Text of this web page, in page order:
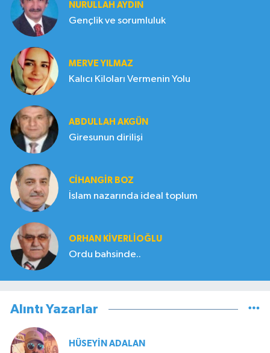
NURULLAH AYDIN
Gençlik ve sorumluluk
MERVE YILMAZ
Kalıcı Kiloları Vermenin Yolu
ABDULLAH AKGÜN
Giresunun dirilişi
CIHANGIR BOZ
İslam nazarında ideal toplum
ORHAN KIVERLIOĞLU
Ordu bahsinde..
Alıntı Yazarlar
HÜSEYIN ADALAN